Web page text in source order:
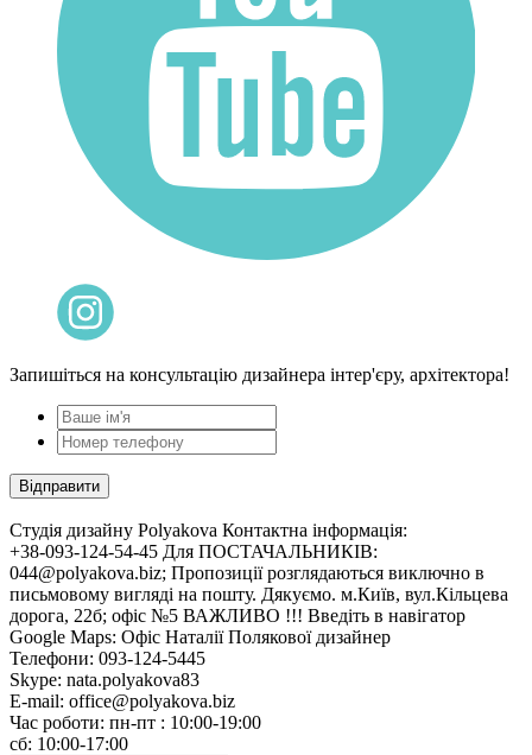
Запишіться на консультацію дизайнера інтер'єру, архітектора!
Cтудія дизайну Polyakova Контактна інформація:
+38-093-124-54-45 Для ПОСТАЧАЛЬНИКІВ:
044@polyakova.biz; Пропозиції розглядаються виключно в
письмовому вигляді на пошту. Дякуємо. м.Київ, вул.Кільцева
дорога, 22б; офіс №5 ВАЖЛИВО !!! Введіть в навігатор
Google Maps: Офіс Наталії Полякової дизайнер
Телефони: 093-124-5445
Skype: nata.polyakova83
E-mail: office@polyakova.biz
Час роботи: пн-пт : 10:00-19:00
сб: 10:00-17:00